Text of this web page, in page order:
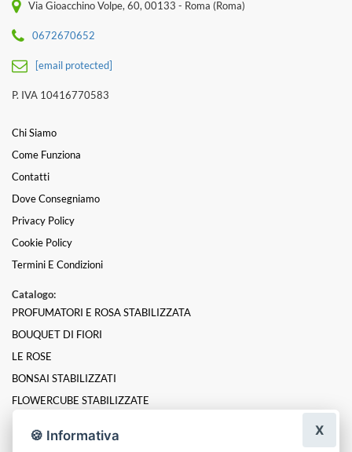
Via Gioacchino Volpe, 60, 00133 - Roma (Roma)
0672670652
[email protected]
P. IVA 10416770583
Chi Siamo
Come Funziona
Contatti
Dove Consegniamo
Privacy Policy
Cookie Policy
Termini E Condizioni
Catalogo:
PROFUMATORI E ROSA STABILIZZATA
BOUQUET DI FIORI
LE ROSE
BONSAI STABILIZZATI
FLOWERCUBE STABILIZZATE
Mazzi
🍪 Informativa X